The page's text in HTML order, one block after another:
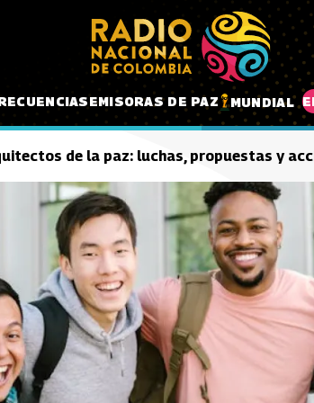
EMISORAS DE PAZ MUNDIAL
de la paz: luchas, propuestas y